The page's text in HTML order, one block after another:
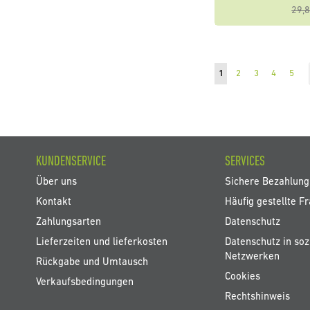
Seite
Sie lesen gerade die
1 Seite
2 Seite
3 Seite
4 Seite
5
KUNDENSERVICE
Über uns
Kontakt
Zahlungsarten
Lieferzeiten und lieferkosten
Rückgabe und Umtausch
Verkaufsbedingungen
SERVICES
Sichere Bezahlung
Häufig gestellte
Datenschutz
Datenschutz in
Netzwerken
Cookies
Rechtshinweis